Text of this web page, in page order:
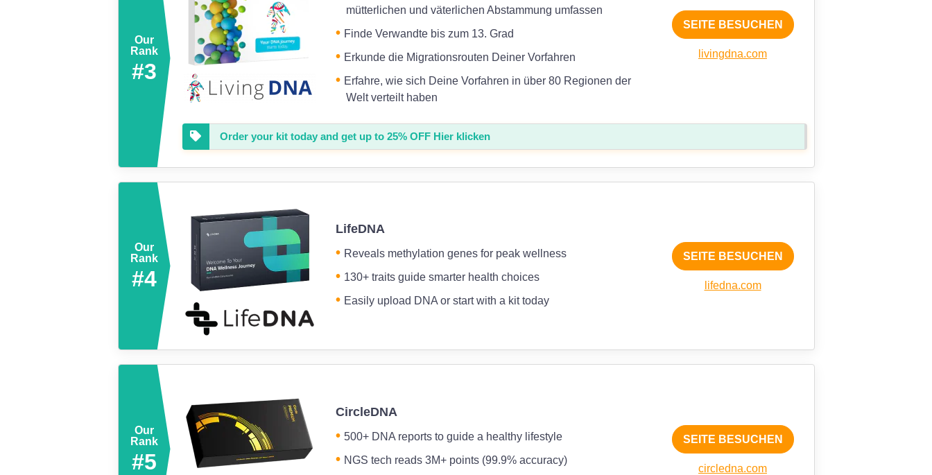
Our
Rank
#3
mütterlichen und väterlichen Abstammung umfassen
Finde Verwandte bis zum 13. Grad
Erkunde die Migrationsrouten Deiner Vorfahren
Erfahre, wie sich Deine Vorfahren in über 80 Regionen der
Welt verteilt haben
SEITE BESUCHEN
livingdna.com
Order your kit today and get up to 25%OFF Hier klicken
Our
Rank
#4
LifeDNA
Reveals methylation genes for peak wellness
130+ traits guide smarter health choices
Easily upload DNA or start with a kit today
SEITE BESUCHEN
lifedna.com
Our
Rank
#5
CircleDNA
500+ DNA reports to guide a healthy lifestyle
NGS tech reads 3M+ points (99.9% accuracy)
SEITE BESUCHEN
circledna.com